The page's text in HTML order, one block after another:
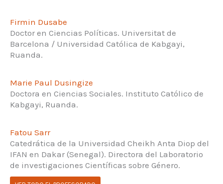
Firmin Dusabe
Doctor en Ciencias Políticas. Universitat de
Barcelona / Universidad Católica de Kabgayi,
Ruanda.
Marie Paul Dusingize
Doctora en Ciencias Sociales. Instituto Católico de
Kabgayi, Ruanda.
Fatou Sarr
Catedrática de la Universidad Cheikh Anta Diop del
IFAN en Dakar (Senegal). Directora del Laboratorio
de investigaciones Científicas sobre Género.